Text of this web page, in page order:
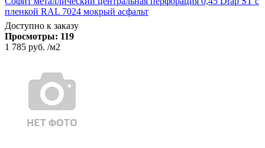
пленкой RAL 7024 мокрый асфальт
Доступно к заказу
Просмотры: 119
1 785 руб. /м2